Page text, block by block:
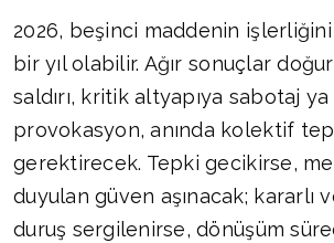
2026, beşinci maddenin
bir yıl olabilir. Ağır sonuçlar
saldırı, kritik altyapıya sabotaj ya
provokasyon, anında kolektif
gerektirecek. Tepki gecikirse,
duyulan güven aşınacak; kararlı
duruş sergilenirse, dönüşüm